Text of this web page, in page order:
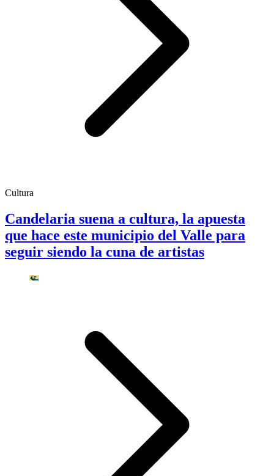
Cultura
Candelaria suena a cultura, la apuesta
que hace este municipio del Valle para
seguir siendo la cuna de artistas